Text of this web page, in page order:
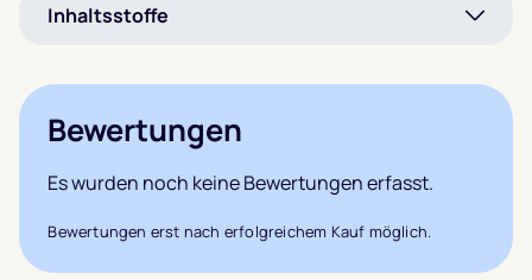
Inhaltsstoffe
Bewertungen
Es wurden noch keine Bewertungen erfasst.
Bewertungen erst nach erfolgreichem Kauf möglich.